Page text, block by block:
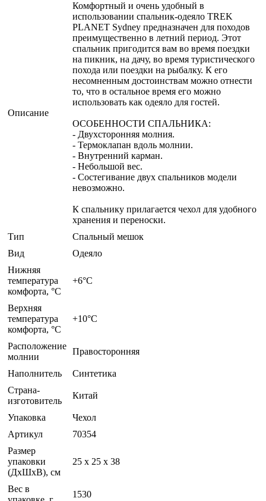
Описание
Комфортный и очень удобный в
использовании спальник-одеяло TREK
PLANET Sydney предназначен для походов
преимущественно в летний период. Этот
спальник пригодится вам во время поездки
на пикник, на дачу, во время туристического
похода или поездки на рыбалку. К его
несомненным достоинствам можно отнести
то, что в остальное время его можно
использовать как одеяло для гостей.
ОСОБЕННОСТИ СПАЛЬНИКА:
- Двухсторонняя молния.
- Термоклапан вдоль молнии.
- Внутренний карман.
- Небольшой вес.
- Состегивание двух спальников модели
невозможно.
К спальнику прилагается чехол для удобного
хранения и переноски.
Тип
Спальный мешок
Вид
Одеяло
Нижняя
температура
комфорта, °C
+6°C
Верхняя
температура
комфорта, °С
+10°C
Расположение
молнии
Правосторонняя
Наполнитель
Синтетика
Страна-
изготовитель
Китай
Упаковка
Чехол
Артикул
70354
Размер
упаковки
(ДхШхВ), см
25 x 25 x 38
Вес в
1530